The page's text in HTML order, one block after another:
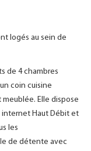
logés au sein de
de 4 chambres
coin cuisine
Elle dispose
internet Haut Débit et
les
de détente avec